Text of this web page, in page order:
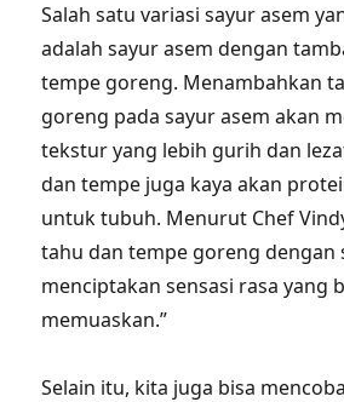
Salah satu variasi sayur asem
adalah sayur asem dengan
tempe goreng. Menambahkan
goreng pada sayur asem akan
tekstur yang lebih gurih dan
dan tempe juga kaya akan
untuk tubuh. Menurut Chef
tahu dan tempe goreng dengan
menciptakan sensasi rasa yang
memuaskan.”
Selain itu, kita juga bisa